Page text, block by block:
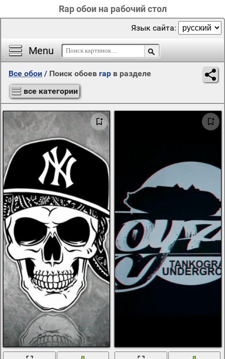
Rap обои на рабочий стол
Menu
Язык сайта:
Все обои / Поиск обоев rap в разделе
все категории